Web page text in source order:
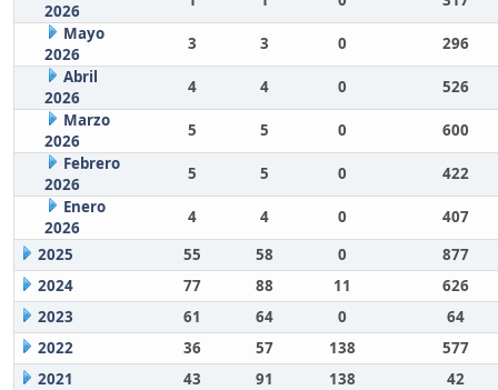
2026
Mayo
2026
3 3 0
296
Abril
2026
4 4 0
526
Marzo
2026
5 5 0
600
Febrero
2026
5 5 0
422
Enero
2026
4 4 0
407
2025
55 58 0
877
2024
77 88 11
626
2023
61 64 0
64
2022
36 57 138
577
2021
43 91 138
42